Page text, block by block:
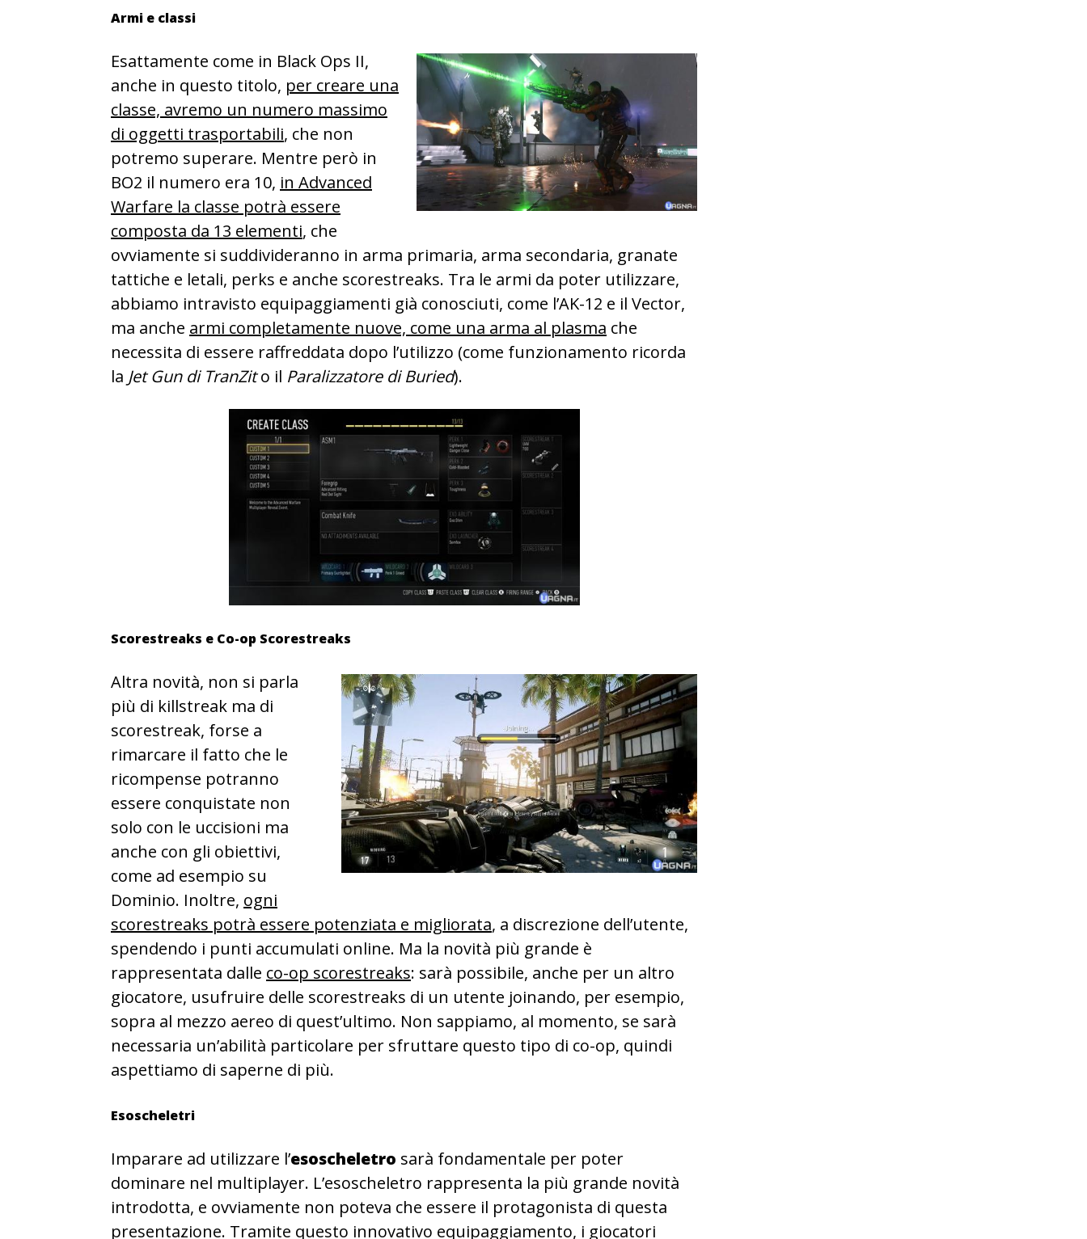
Armi e classi
Esattamente come in Black Ops II,
anche in questo titolo, per creare una
classe, avremo un numero massimo
di oggetti trasportabili, che non
potremo superare. Mentre però in
BO2 il numero era 10, in Advanced
Warfare la classe potrà essere
composta da 13 elementi, che
ovviamente si suddivideranno in arma primaria, arma secondaria, granate
tattiche e letali, perks e anche scorestreaks. Tra le armi da poter utilizzare,
abbiamo intravisto equipaggiamenti già conosciuti, come l’AK-12 e il Vector,
ma anche armi completamente nuove, come una arma al plasma che
necessita di essere raffreddata dopo l’utilizzo (come funzionamento ricorda
la Jet Gun di TranZito il Paralizzatore di Buried).
Scorestreaks e Co-op Scorestreaks
Altra novità, non si parla
più di killstreak ma di
scorestreak, forse a
rimarcare il fatto che le
ricompense potranno
essere conquistate non
solo con le uccisioni ma
anche con gli obiettivi,
come ad esempio su
Dominio. Inoltre, ogni
scorestreaks potrà essere potenziata e migliorata, a discrezione dell’utente,
spendendo i punti accumulati online. Ma la novità più grande è
rappresentata dalle co-op scorestreaks: sarà possibile, anche per un altro
giocatore, usufruire delle scorestreaks di un utente joinando, per esempio,
sopra al mezzo aereo di quest’ultimo. Non sappiamo, al momento, se sarà
necessaria un’abilità particolare per sfruttare questo tipo di co-op, quindi
aspettiamo di saperne di più.
Esoscheletri
Imparare ad utilizzare l’esoscheletro sarà fondamentale per poter
dominare nel multiplayer. L’esoscheletro rappresenta la più grande novità
introdotta, e ovviamente non poteva che essere il protagonista di questa
presentazione. Tramite questo innovativo equipaggiamento, i giocatori